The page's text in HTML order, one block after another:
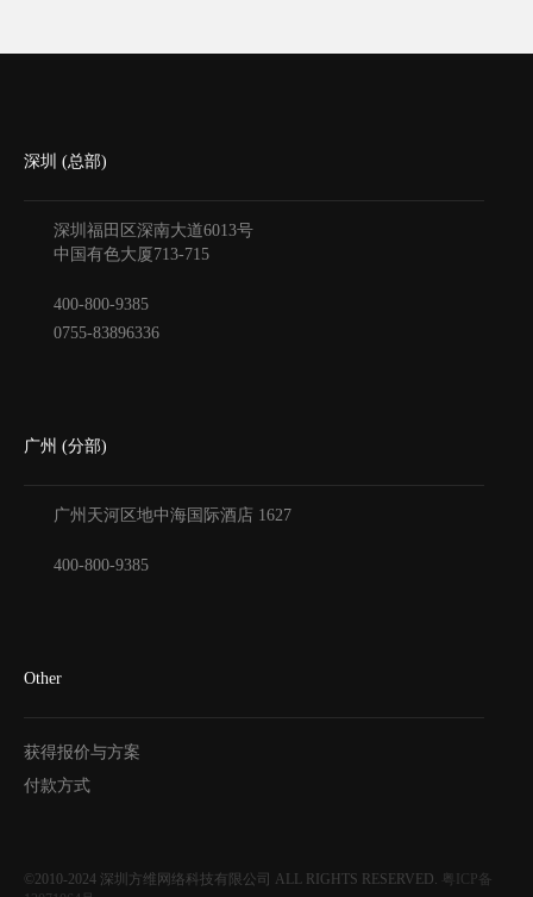
深圳 (总部)
深圳福田区深南大道6013号
中国有色大厦 713-715
400-800-9385
0755-83896336
广州 (分部)
广州天河区地中海国际酒店 1627
400-800-9385
Other
获得报价与方案
付款方式
©2010-2024 深圳方维网络科技有限公司 ALL RIGHTS RESERVED. 粤ICP备